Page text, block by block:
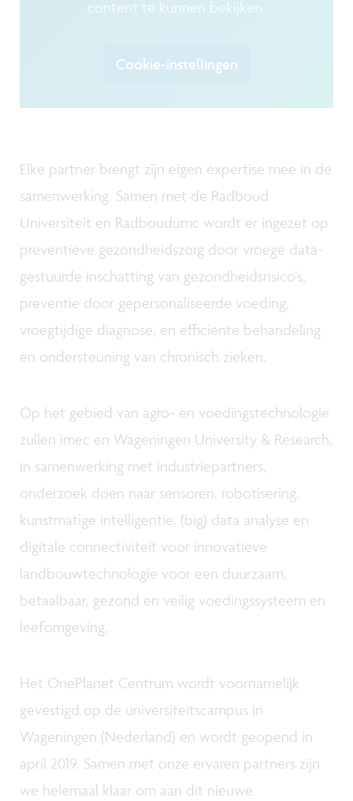
content te kunnen bekijken.
Cookie-instellingen
Elke partner brengt zijn eigen expertise mee in de
samenwerking. Samen met de Radboud
Universiteit en Radboudumc wordt er ingezet op
preventieve gezondheidszorg door vroege data-
gestuurde inschatting van gezondheidsrisico’s,
preventie door gepersonaliseerde voeding,
vroegtijdige diagnose, en efficiënte behandeling
en ondersteuning van chronisch zieken.
Op het gebied van agro- en voedingstechnologie
zullen imec en Wageningen University & Research,
in samenwerking met industriepartners,
onderzoek doen naar sensoren, robotisering,
kunstmatige intelligentie, (big) data analyse en
digitale connectiviteit voor innovatieve
landbouwtechnologie voor een duurzaam,
betaalbaar, gezond en veilig voedingssysteem en
leefomgeving.
Het OnePlanet Centrum wordt voornamelijk
gevestigd op de universiteitscampus in
Wageningen (Nederland) en wordt geopend in
april 2019. Samen met onze ervaren partners zijn
we helemaal klaar om aan dit nieuwe